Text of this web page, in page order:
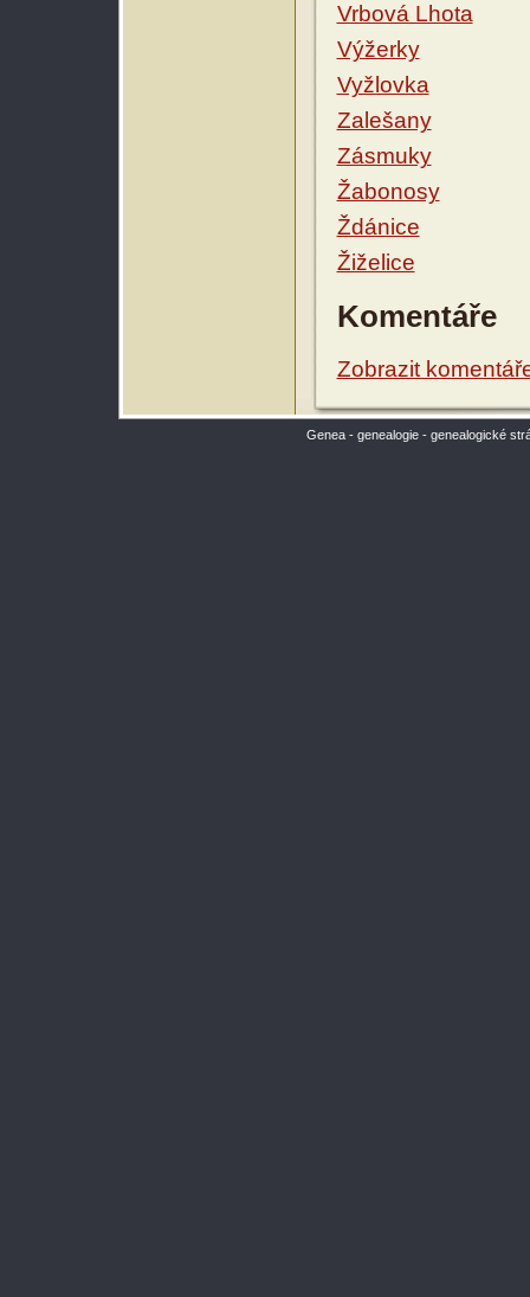
Vrbová Lhota
Výžerky
Vyžlovka
Zalešany
Zásmuky
Žabonosy
Ždánice
Žiželice
Komentáře
Zobrazit
Genea - genealogie - genealogické